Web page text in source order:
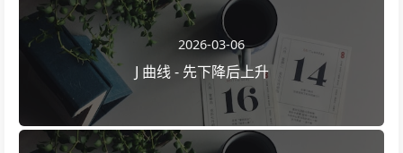
2026-03-06
J 曲线 - 先下降后上升